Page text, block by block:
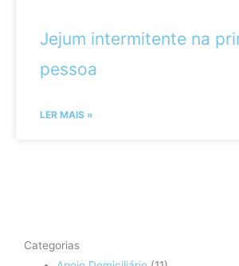
Jejum intermitente na
pessoa
LER MAIS »
Categorias